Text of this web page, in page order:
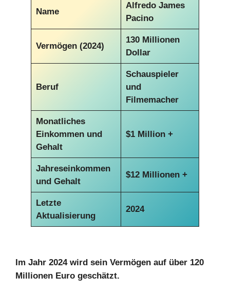
Name
Alfredo James
Pacino
Vermögen (2024)
130 Millionen
Dollar
Beruf
Schauspieler
und
Filmemacher
Monatliches
Einkommen und
Gehalt
$1 Million +
Jahreseinkommen
und Gehalt
$12 Millionen +
Letzte
Aktualisierung
2024
Im Jahr 2024 wird sein Vermögen auf über 120
Millionen Euro geschätzt.